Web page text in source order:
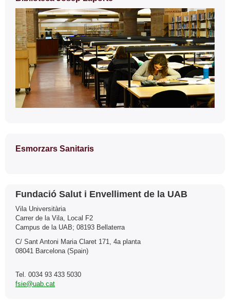
Esmorzars Sanitaris
Contacto
Fundació Salut i Envelliment de la UAB
Vila Universitària
Carrer de la Vila, Local F2
Campus de la UAB; 08193 Bellaterra
C/ Sant Antoni Maria Claret 171, 4a planta
08041 Barcelona (Spain)
Tel. 0034 93 433 5030
fsie@uab.cat